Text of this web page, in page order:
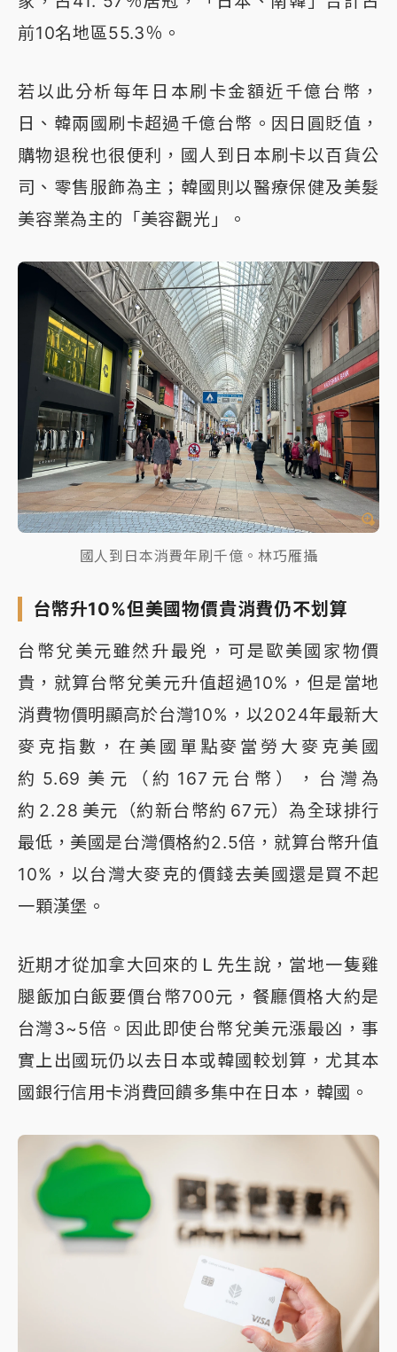
前10名地區55.3％。
若以此分析每年日本刷卡金額近千億台幣，
日、韓兩國刷卡超過千億台幣。因日圓貶值，
購物退稅也很便利，國人到日本刷卡以百貨公
司、零售服飾為主；韓國則以醫療保健及美髮
美容業為主的「美容觀光」。
國人到日本消費年刷千億。林巧雁攝
台幣升10%但美國物價貴消費仍不划算
台幣兌美元雖然升最兇，可是歐美國家物價
貴，就算台幣兌美元升值超過10%，但是當地
消費物價明顯高於台灣10%，以2024年最新大
麥克指數，在美國單點麥當勞大麥克美國
約 5.69 美元（約 167元台幣），台灣為
約 2.28 美元（約新台幣約 67元）為全球排行
最低，美國是台灣價格約2.5倍，就算台幣升值
10%，以台灣大麥克的價錢去美國還是買不起
一顆漢堡。
近期才從加拿大回來的Ｌ先生說，當地一隻雞
腿飯加白飯要價台幣700元，餐廳價格大約是
台灣3~5倍。因此即使台幣兌美元漲最凶，事
實上出國玩仍以去日本或韓國較划算，尤其本
國銀行信用卡消費回饋多集中在日本，韓國。